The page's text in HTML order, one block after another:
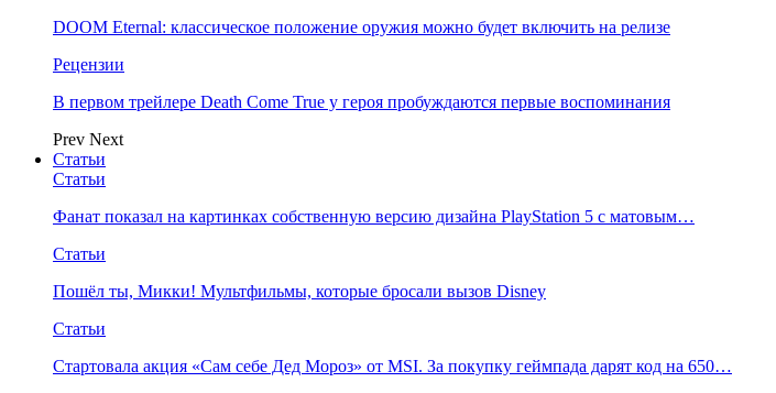
DOOM Eternal: классическое положение оружия можно будет включить на релизе
Рецензии
В первом трейлере Death Come True у героя пробуждаются первые воспоминания
Prev Next
Статьи
Статьи
Фанат показал на картинках собственную версию дизайна PlayStation 5 с матовым…
Статьи
Пошёл ты, Микки! Мультфильмы, которые бросали вызов Disney
Статьи
Стартовала акция «Сам себе Дед Мороз» от MSI. За покупку геймпада дарят код на 650…